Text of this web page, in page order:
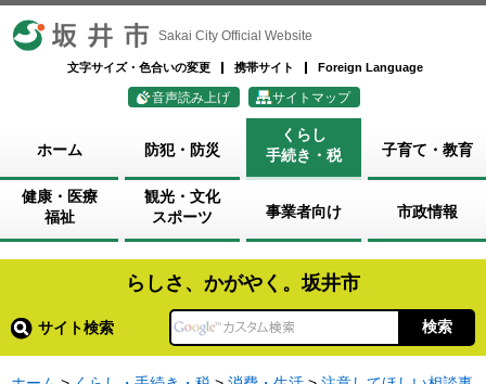
坂井市 Sakai City Official Website
文字サイズ・色合いの変更 携帯サイト Foreign Language
音声読み上げ サイトマップ
ホーム 防犯・防災
くらし
手続き・税
子育て・教育
健康・医療
福祉
観光・文化
スポーツ
事業者向け 市政情報
らしさ、かがやく。坂井市
サイト検索